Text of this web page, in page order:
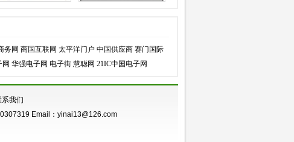
务网 商国互联网 太平洋门户 中国供应商 赛门国际
网 华强电子网 电子街 慧聪网 21IC中国电子网
系我们
Email：yinai13@126.com